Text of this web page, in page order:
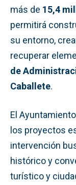
más de 15,4
permitirá
su entorno,
recuperar
de
Caballete.
El
los proyectos
intervención
histórico y
turístico y